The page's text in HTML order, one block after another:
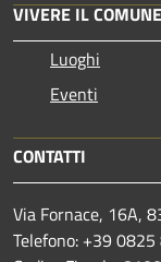
VIVERE IL COMUNE
Luoghi
Eventi
CONTATTI
Via Fornace, 16A,
Telefono: +39 0825